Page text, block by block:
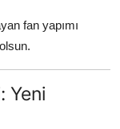
fan yapımı
Yeni